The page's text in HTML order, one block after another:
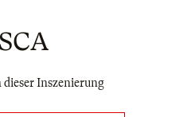
Inszenierung